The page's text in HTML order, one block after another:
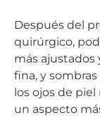
Después del
quirúrgico,
más ajustados
fina, y
los ojos de
un aspecto